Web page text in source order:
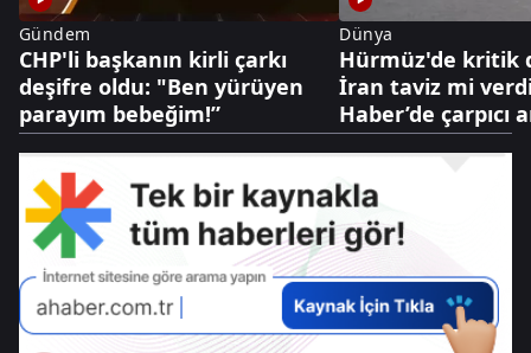
Gündem
CHP'li başkanın kirli çarkı
deşifre oldu: "Ben yürüyen
parayım bebeğim!”
Dünya
Hürmüz'de kritik
İran taviz mi
Haber’de çarpıcı